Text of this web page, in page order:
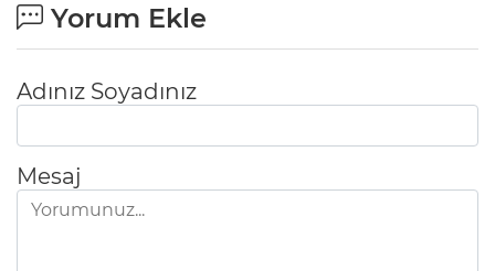
Yorum Ekle
Adınız Soyadınız
Mesaj